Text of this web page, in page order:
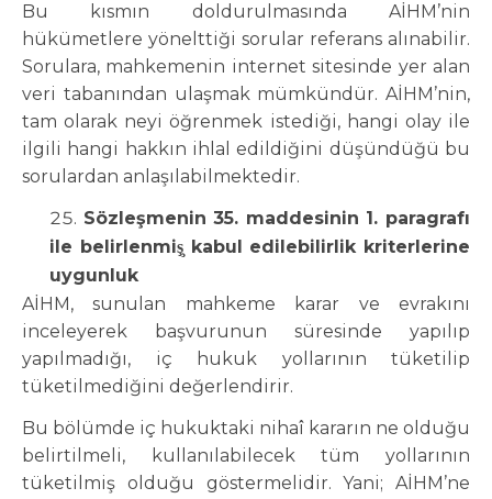
Bu kısmın doldurulmasında AİHM’nin
hükümetlere yönelttiği sorular referans alınabilir.
Sorulara, mahkemenin internet sitesinde yer alan
veri tabanından ulaşmak mümkündür. AİHM’nin,
tam olarak neyi öğrenmek istediği, hangi olay ile
ilgili hangi hakkın ihlal edildiğini düşündüğü bu
sorulardan anlaşılabilmektedir.
Sözleşmenin 35. maddesinin 1. paragrafı
ile belirlenmiş̧ kabul edilebilirlik kriterlerine
uygunluk
AİHM, sunulan mahkeme karar ve evrakını
inceleyerek başvurunun süresinde yapılıp
yapılmadığı, iç hukuk yollarının tüketilip
tüketilmediğini değerlendirir.
Bu bölümde iç hukuktaki nihaî kararın ne olduğu
belirtilmeli, kullanılabilecek tüm yollarının
tüketilmiş olduğu göstermelidir. Yani; AİHM’ne